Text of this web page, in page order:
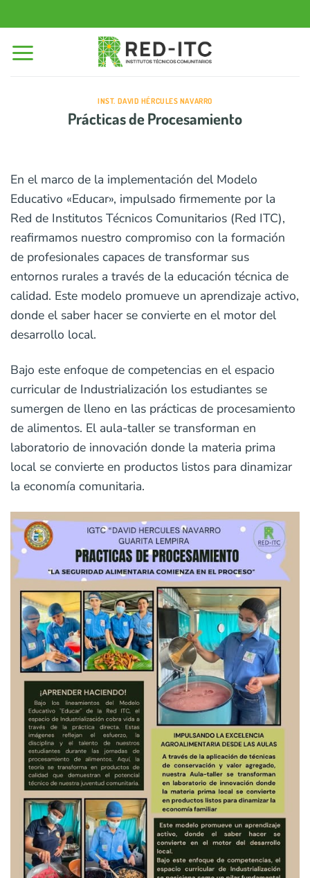
al
contenido
INST. DAVID HÉRCULES NAVARRO
Prácticas de Procesamiento
En el marco de la implementación del Modelo
Educativo «Educar», impulsado firmemente por la
Red de Institutos Técnicos Comunitarios (Red ITC),
reafirmamos nuestro compromiso con la formación
de profesionales capaces de transformar sus
entornos rurales a través de la educación técnica de
calidad. Este modelo promueve un aprendizaje activo,
donde el saber hacer se convierte en el motor del
desarrollo local.
Bajo este enfoque de competencias en el espacio
curricular de Industrialización los estudiantes se
sumergen de lleno en las prácticas de procesamiento
de alimentos. El aula-taller se transforman en
laboratorio de innovación donde la materia prima
local se convierte en productos listos para dinamizar
la economía comunitaria.